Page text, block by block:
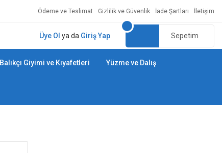
Ödeme ve Teslimat Gizlilik ve Güvenlik İade Şartları İletişim
Üye Ol ya da Giriş Yap Sepetim
Balıkçı Giyimi ve Kıyafetleri Yüzme ve Dalış